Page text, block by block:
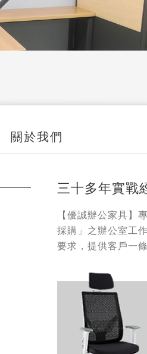
關於我們
三十多年實戰
【優誠辦公家具】
採購」之辦公室工
要求，提供客戶一